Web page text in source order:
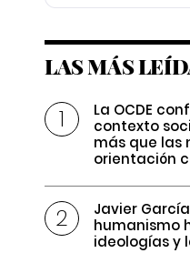
LAS MÁS
La OCDE
contexto
más que las
orientación
Javier García
humanismo
ideologías y